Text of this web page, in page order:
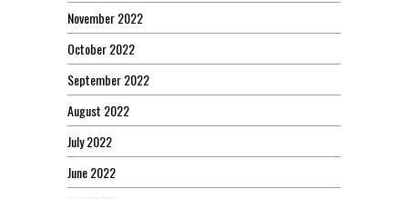
November 2022
October 2022
September 2022
August 2022
July 2022
June 2022